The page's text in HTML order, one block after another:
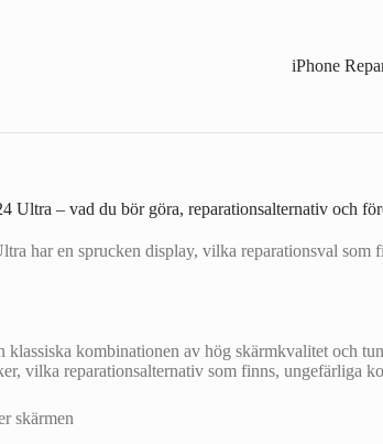
iPhone
Ultra – vad du bör göra, reparationsalternativ och
har en sprucken display, vilka reparationsval som
kombinationen av hög skärmkvalitet och
vilka reparationsalternativ som finns, ungefärliga